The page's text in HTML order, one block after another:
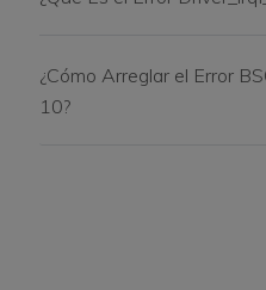
¿Cómo Arreglar el Error
10?